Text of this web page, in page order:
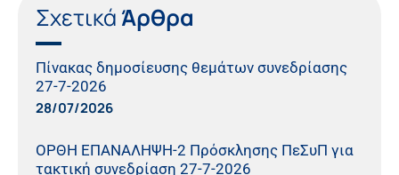
Σχετικά Άρθρα
Πίνακας δημοσίευσης θεμάτων συνεδρίασης
27-7-2026
28/07/2026
ΟΡΘΗ ΕΠΑΝΑΛΗΨΗ-2 Πρόσκλησης ΠεΣυΠ για
τακτική συνεδρίαση 27-7-2026